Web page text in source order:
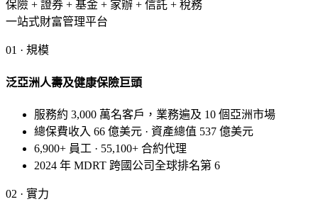
06·
Admin Work 蠶食見客時間
上
牌
、
續
簽
、
文
件
處
理
樣
樣
親
力
親
為
，
真
正
創
造
收
入
的
時
間
被
嚴
重
稀
釋
。
GOAHEAD Solution
12 人
秘
書
團
隊
全
辦
行
政
、
文
件
、
上
牌
、
簽
—
你
只
需
專
注
見
客
增
員
保險 + 證券 + 基金 + 家辦 + 信託 + 稅務
一站式財富管理平台
01 · 規模
泛亞洲人壽及健康保險巨頭
服務約 3,000 萬名客戶，業務遍及 10 個亞洲市場
總保費收入 66 億美元 · 資產總值 537 億美元
6,900+ 員工 · 55,100+ 合約代理
2024 年 MDRT 跨國公司全球排名第 6
02 · 實力